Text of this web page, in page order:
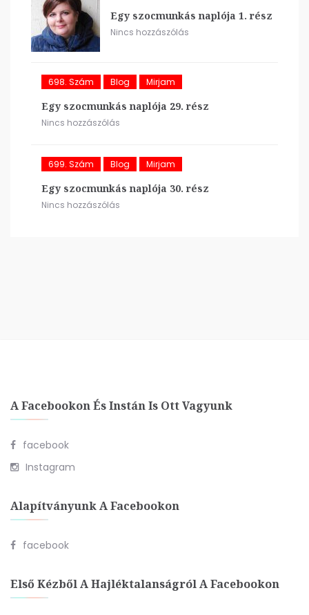
Egy szocmunkás naplója 1. rész
Nincs hozzászólás
698. Szám Blog Mirjam
Egy szocmunkás naplója 29. rész
Nincs hozzászólás
699. Szám Blog Mirjam
Egy szocmunkás naplója 30. rész
Nincs hozzászólás
A Facebookon És Instán Is Ott Vagyunk
facebook
Instagram
Alapítványunk A Facebookon
facebook
Első Kézből A Hajléktalanságról A Facebookon